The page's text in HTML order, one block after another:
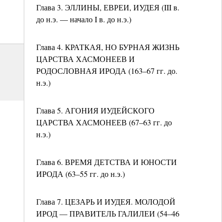
Глава 3. ЭЛЛИНЫ, ЕВРЕИ, ИУДЕЯ (III в.
до н.э. — начало I в. до н.э.)
Глава 4. КРАТКАЯ, НО БУРНАЯ ЖИЗНЬ
ЦАРСТВА ХАСМОНЕЕВ И
РОДОСЛОВНАЯ ИРОДА (163–67 гг. до.
н.э.)
Глава 5. АГОНИЯ ИУДЕЙСКОГО
ЦАРСТВА ХАСМОНЕЕВ (67–63 гг. до
н.э.)
Глава 6. ВРЕМЯ ДЕТСТВА И ЮНОСТИ
ИРОДА (63–55 гг. до н.э.)
Глава 7. ЦЕЗАРЬ И ИУДЕЯ. МОЛОДОЙ
ИРОД — ПРАВИТЕЛЬ ГАЛИЛЕИ (54–46